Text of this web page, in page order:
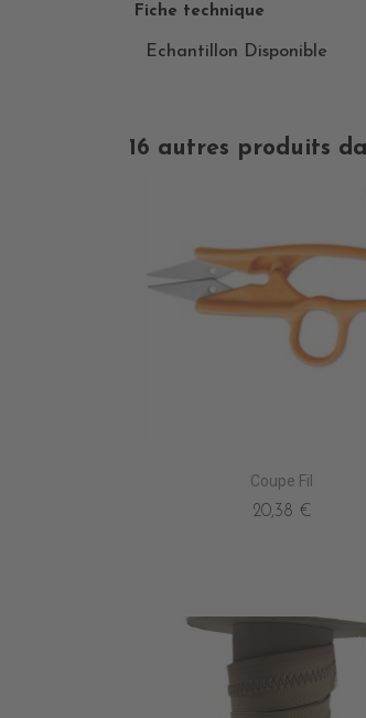
Fiche technique
Echantillon Disponible
16 autres produits
Coupe Fil
20,38 €